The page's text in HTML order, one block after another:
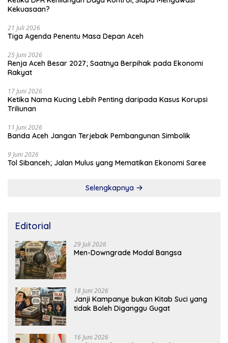
Kekuasaan?
21 Juli 2026
Tiga Agenda Penentu Masa Depan Aceh
25 Juni 2026
Renja Aceh Besar 2027; Saatnya Berpihak pada Ekonomi
Rakyat
17 Juni 2026
Ketika Nama Kucing Lebih Penting daripada Kasus Korupsi
Triliunan
11 Juni 2026
Banda Aceh Jangan Terjebak Pembangunan Simbolik
9 Juni 2026
Tol Sibanceh; Jalan Mulus yang Mematikan Ekonomi Saree
Selengkapnya
Editorial
29 Juli 2026
Men-Downgrade Modal Bangsa
18 Juni 2026
Janji Kampanye bukan Kitab Suci yang
tidak Boleh Diganggu Gugat
16 Juni 2026